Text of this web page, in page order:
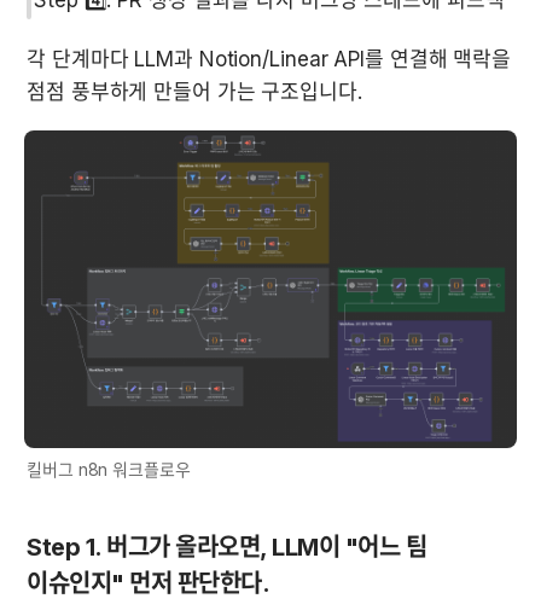
각 단계마다 LLM과 Notion/Linear API를 연결해 맥락을
점점 풍부하게 만들어 가는 구조입니다.
킬버그 n8n 워크플로우
Step 1. 버그가 올라오면, LLM이 "어느 팀
이슈인지" 먼저 판단한다.